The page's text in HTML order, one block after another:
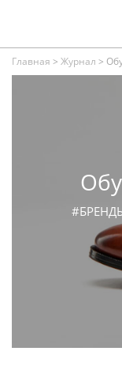
Главная > Журнал >